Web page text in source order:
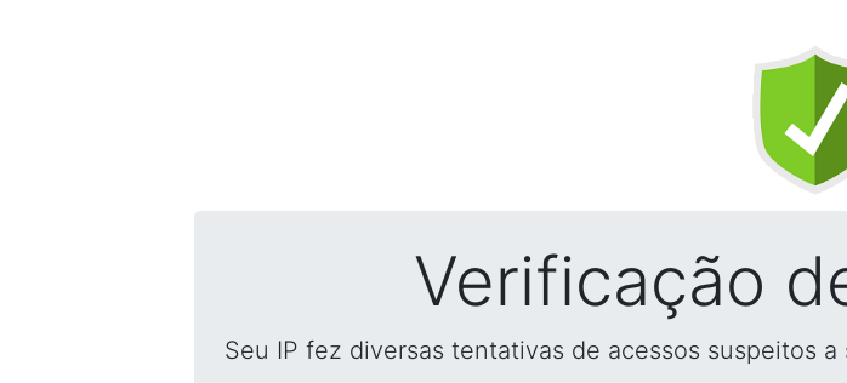
Verificação
Seu IP fez diversas tentativas de acessos suspeitos